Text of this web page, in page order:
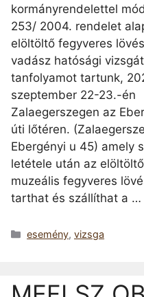
kormányrendelettel
253/ 2004. rendelet
elöltöltő fegyveres
vadász hatósági
tanfolyamot tartunk,
szeptember 22-23.-én
Zalaegerszegen az
úti lőtéren.
Ebergényi u 45) amely
letétele után az
muzeális fegyveres
tarthat és szállíthat a …
Kategória
esemény,vizsga